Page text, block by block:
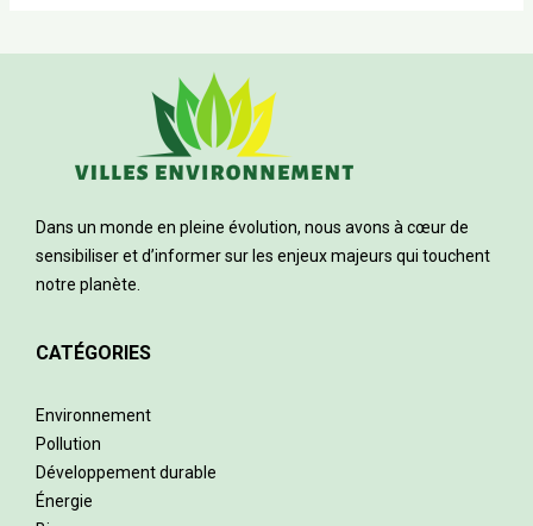
Dans un monde en pleine évolution, nous avons à cœur de
sensibiliser et d’informer sur les enjeux majeurs qui touchent
notre planète.
CATÉGORIES
Environnement
Pollution
Développement durable
Énergie